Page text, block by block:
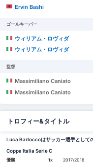
Ervin Bashi
ゴールキーパー
ウィリアム・ロヴィダ
ウィリアム・ロヴィダ
監督
Massimiliano Caniato
Massimiliano Caniato
トロフィー&タイトル
Luca Barloccoはサッカー選手として
Coppa Italia Serie C
優勝 1x
2017/2018